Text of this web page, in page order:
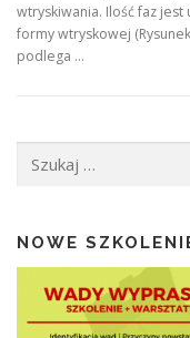
wtryskiwania. Ilość faz
formy wtryskowej
podlega …
NOWE